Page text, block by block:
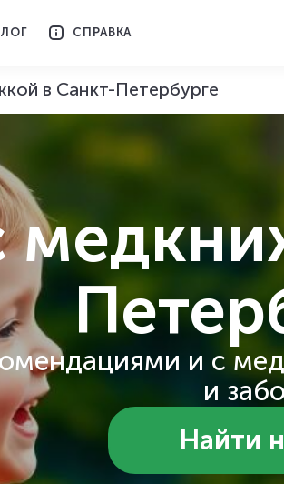
СПРАВКА
в Санкт-Петербурге
и с
и
Найти